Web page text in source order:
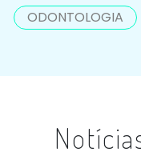
ODONTOLOGIA